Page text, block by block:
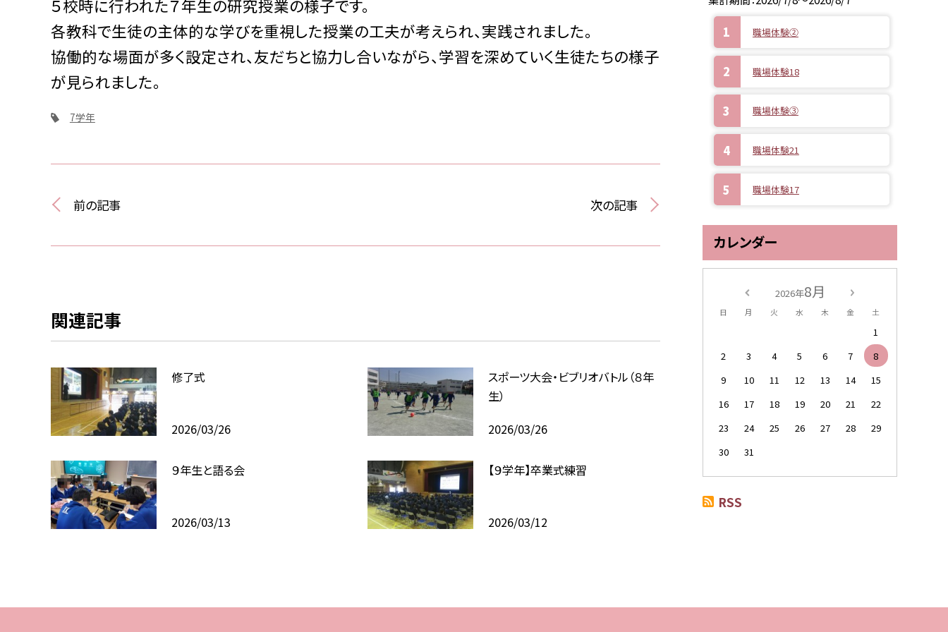
５校時に行われた７年生の研究授業の様子です。
各教科で生徒の主体的な学びを重視した授業の工夫が考えられ、実践されました。
協働的な場面が多く設定され、友だちと協力し合いながら、学習を深めていく生徒たちの様子
が見られました。
7学年
前の記事 次の記事
関連記事
修了式
2026/03/26
スポーツ大会・ビブリオバトル（８年
生）
2026/03/26
９年生と語る会
2026/03/13
【９学年】卒業式練習
2026/03/12
職場体験②
職場体験18
職場体験③
職場体験21
職場体験17
カレンダー
2026年8月
日 月 火 水 木 金 土
1
2
3 4 5 6 7
8
9
10 11 12 13 14
15
16
17 18 19 20 21
22
23
24 25 26 27 28
29
30
31
RSS